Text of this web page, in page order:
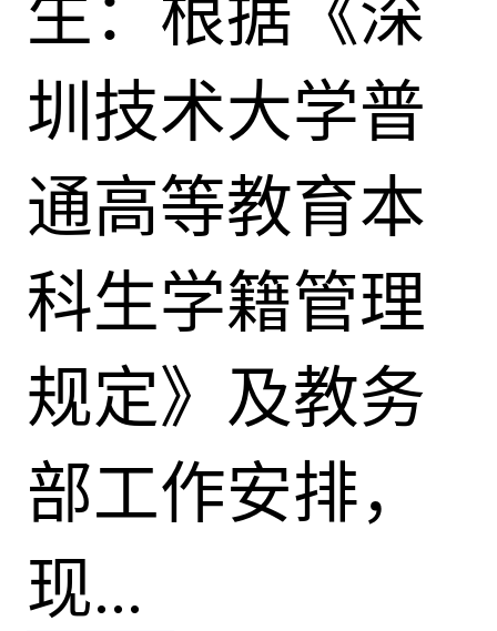
生：根据《深
圳技术大学普
通高等教育本
科生学籍管理
规定》及教务
部工作安排，
现...